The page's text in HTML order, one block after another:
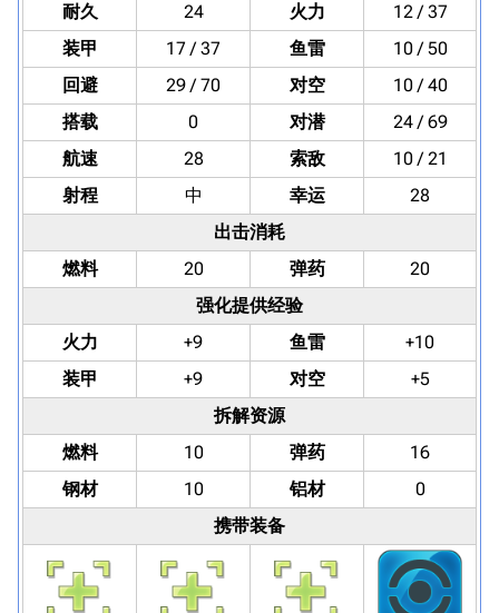
耐久
24 火力
12 / 37
装甲
17 / 37 鱼雷
10 / 50
回避
29 / 70 对空
10 / 40
搭载
0 对潜
24 / 69
航速
28 索敌
10 / 21
射程
中 幸运
28
出击消耗
燃料
20 弹药
20
强化提供经验
火力
+9 鱼雷
+10
装甲
+9 对空
+5
拆解资源
燃料
10 弹药
16
钢材
10 铝材
0
携带装备